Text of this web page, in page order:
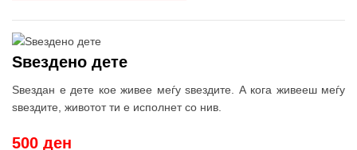
Ѕвездено дете
Ѕвездан е дете кое живее меѓу ѕвездите. А кога живееш меѓу
ѕвездите, животот ти е исполнет со нив.
престанат да светат, пловејќи меѓу нив со своето бротче.
500 ден